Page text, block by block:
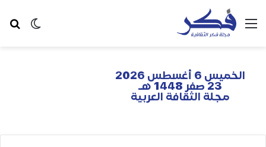
الخميس 6 أغسطس 2026
23 صفر 1448 هـ
مجلة الثقافة العربية